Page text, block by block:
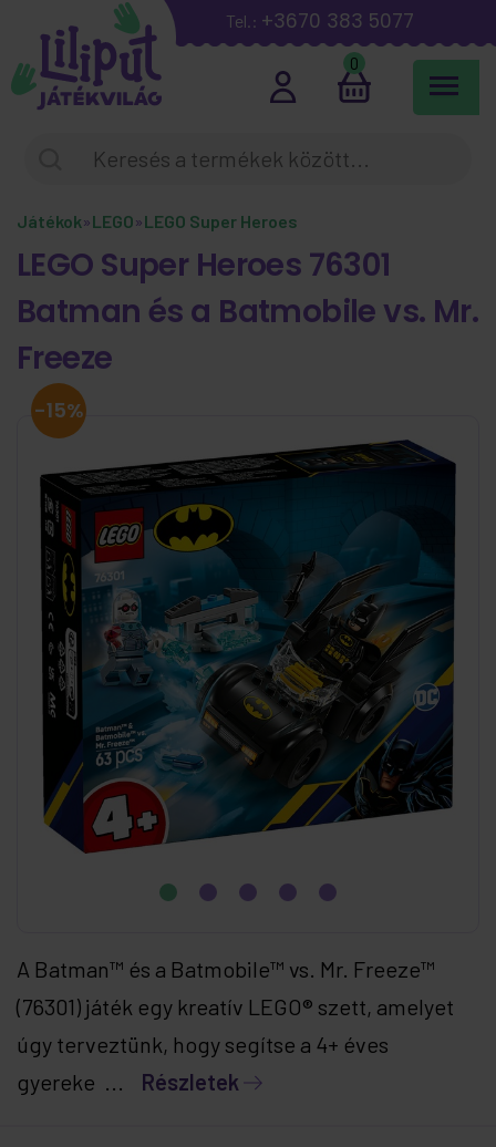
Tel.: +3670 383 5077
0
Játékok»LEGO»LEGO Super Heroes
LEGO Super Heroes 76301
Batman és a Batmobile vs. Mr.
Freeze
-15%
A Batman™ és a Batmobile™ vs. Mr. Freeze™
(76301) játék egy kreatív LEGO® szett, amelyet
úgy terveztünk, hogy segítse a 4+ éves
gyereke ... Részletek